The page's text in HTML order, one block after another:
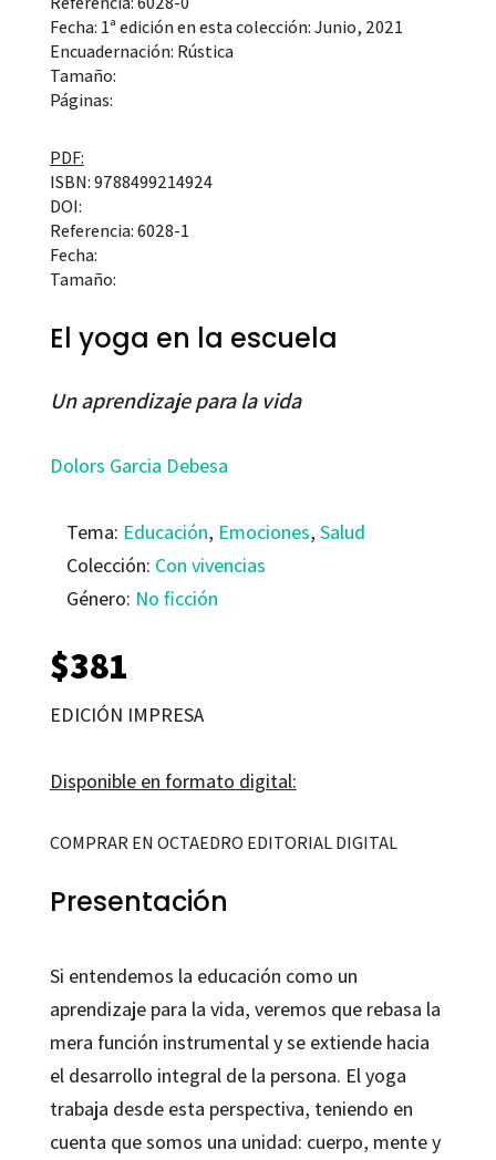
Fecha: 1ª edición en esta colección: Junio, 2021
Encuadernación: Rústica
Tamaño:
Páginas:
PDF:
ISBN: 9788499214924
DOI:
Referencia: 6028-1
Fecha:
Tamaño:
El yoga en la escuela
Un aprendizaje para la vida
Dolors Garcia Debesa
Tema: Educación, Emociones, Salud
Colección: Con vivencias
Género: No ficción
$381
EDICIÓN IMPRESA
Disponible en formato digital:
COMPRAR EN OCTAEDRO EDITORIAL DIGITAL
Presentación
Si entendemos la educación como un
aprendizaje para la vida, veremos que rebasa la
mera función instrumental y se extiende hacia
el desarrollo integral de la persona. El yoga
trabaja desde esta perspectiva, teniendo en
cuenta que somos una unidad: cuerpo, mente y